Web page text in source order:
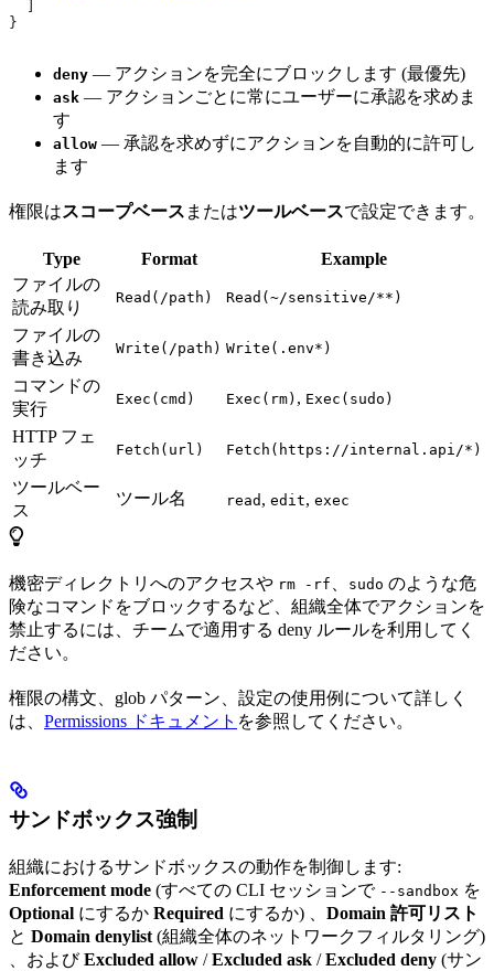
}
deny — アクションを完全にブロックします (最優先)
ask — アクションごとに常にユーザーに承認を求めま
す
allow — 承認を求めずにアクションを自動的に許可し
ます
権限はスコープベース またはツールベースで設定できます。
Type Format
Example
ファイルの
読み取り
Read(/path) Read(~/sensitive/**)
ファイルの
書き込み
Write(/path) Write(.env*)
コマンドの
実行
Exec(cmd) Exec(rm) , Exec(sudo)
HTTP フェ
ッチ
Fetch(url) Fetch(https://internal.api/*)
ツールベー
ス
ツール名 read , edit, exec
機密ディレクトリへのアクセスや rm -rf sudo のような危
険なコマンドをブロックするなど、組織全体でアクションを
禁止するには、チームで適用する deny ルールを利用してく
ださい。
権限の構文、glob パターン、設定の使用例について詳しく
は、 Permissions ドキュメント を参照してください。
サンドボックス強制
組織におけるサンドボックスの動作を制御します:
Enforcement mode (すべての CLI セッションで --sandbox を
Optional にするか Required にするか) 、 Domain 許可リスト
と Domain denylist (組織全体のネットワークフィルタリング)
、およびExcluded allow /Excluded ask /Excluded deny (サン